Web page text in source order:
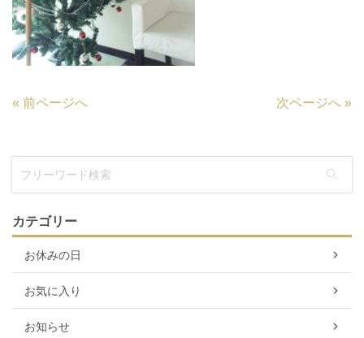
« 前ページへ 次ページへ »
カテゴリー
お休みの日
お気に入り
お知らせ